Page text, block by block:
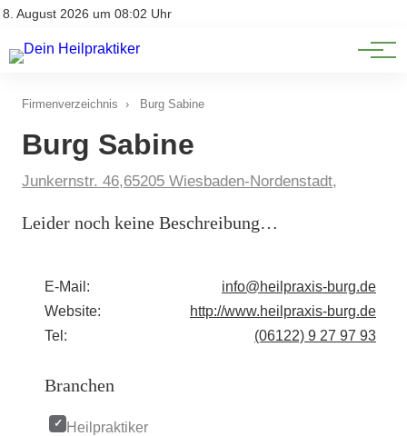
8. August 2026 um 08:02 Uhr
Impressum
Natürliche Medizin
Heilpflanzen & Kräuterkunde
Firmenverzeichnis › Burg Sabine
Burg Sabine
Junkernstr. 46,65205 Wiesbaden-Nordenstadt,
Leider noch keine Beschreibung…
E-Mail:
info@heilpraxis-burg.de
Website:
http://www.heilpraxis-burg.de
Tel:
(06122) 9 27 97 93
Branchen
Heilpraktiker